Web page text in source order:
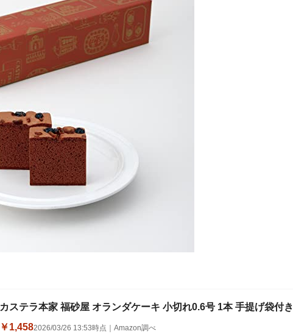
カステラ本家 福砂屋 オランダケーキ 小切れ0.6号 1本 手提げ袋付き
￥1,4582026/03/26 13:53時点｜Amazon調べ